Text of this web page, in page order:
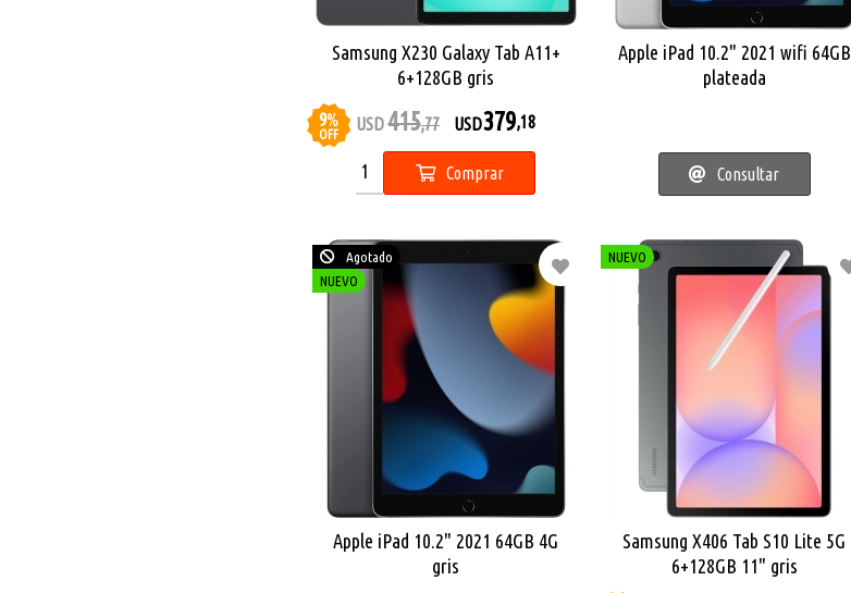
Samsung X230 Galaxy Tab A11+
6+128GB gris
9%
OFF
USD415,77 USD379,18
Comprar
Apple iPad 10.2" 2021 wifi 64GB
plateada
Consultar
Agotado
NUEVO
Apple iPad 10.2" 2021 64GB 4G
gris
NUEVO
Samsung X406 Tab S10 Lite 5G
6+128GB 11" gris